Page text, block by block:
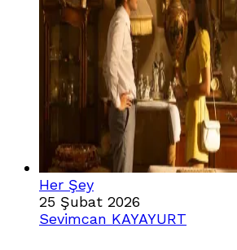
Her Şey
25 Şubat 2026
Sevimcan KAYAYURT